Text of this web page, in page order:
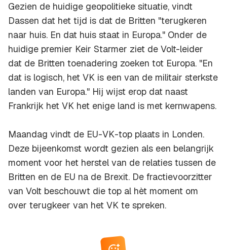
Gezien de huidige geopolitieke situatie, vindt
Dassen dat het tijd is dat de Britten "terugkeren
naar huis. En dat huis staat in Europa." Onder de
huidige premier Keir Starmer ziet de Volt-leider
dat de Britten toenadering zoeken tot Europa. "En
dat is logisch, het VK is een van de militair sterkste
landen van Europa." Hij wijst erop dat naast
Frankrijk het VK het enige land is met kernwapens.
Maandag vindt de EU-VK-top plaats in Londen.
Deze bijeenkomst wordt gezien als een belangrijk
moment voor het herstel van de relaties tussen de
Britten en de EU na de Brexit. De fractievoorzitter
van Volt beschouwt die top al hèt moment om
over terugkeer van het VK te spreken.